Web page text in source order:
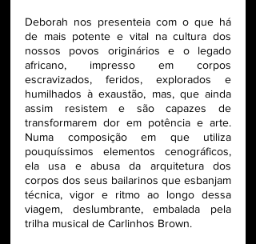
Deborah nos presenteia com o que há
de mais potente e vital na cultura dos
nossos povos originários e o legado
africano, impresso em corpos
escravizados, feridos, explorados e
humilhados à exaustão, mas, que ainda
assim resistem e são capazes de
transformarem dor em potência e arte.
Numa composição em que utiliza
pouquíssimos elementos cenográficos,
ela usa e abusa da arquitetura dos
corpos dos seus bailarinos que esbanjam
técnica, vigor e ritmo ao longo dessa
viagem, deslumbrante, embalada pela
trilha musical de Carlinhos Brown.